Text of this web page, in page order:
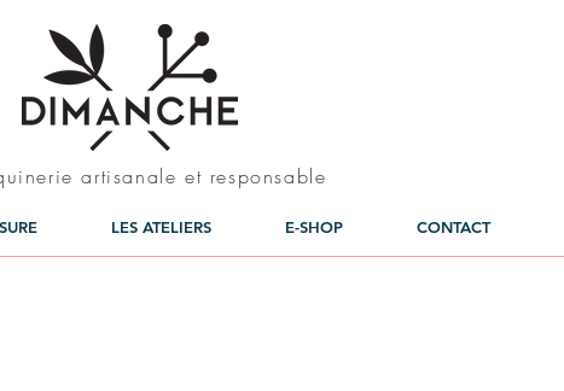
artisanale et responsable
LES ATELIERS E-SHOP CONTACT